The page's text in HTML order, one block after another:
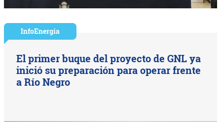
InfoEnergía
El primer buque del proyecto de GNL ya
inició su preparación para operar frente
a Río Negro